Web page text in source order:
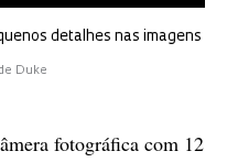
detalhes nas imagens
Duke
fotográfica com 12